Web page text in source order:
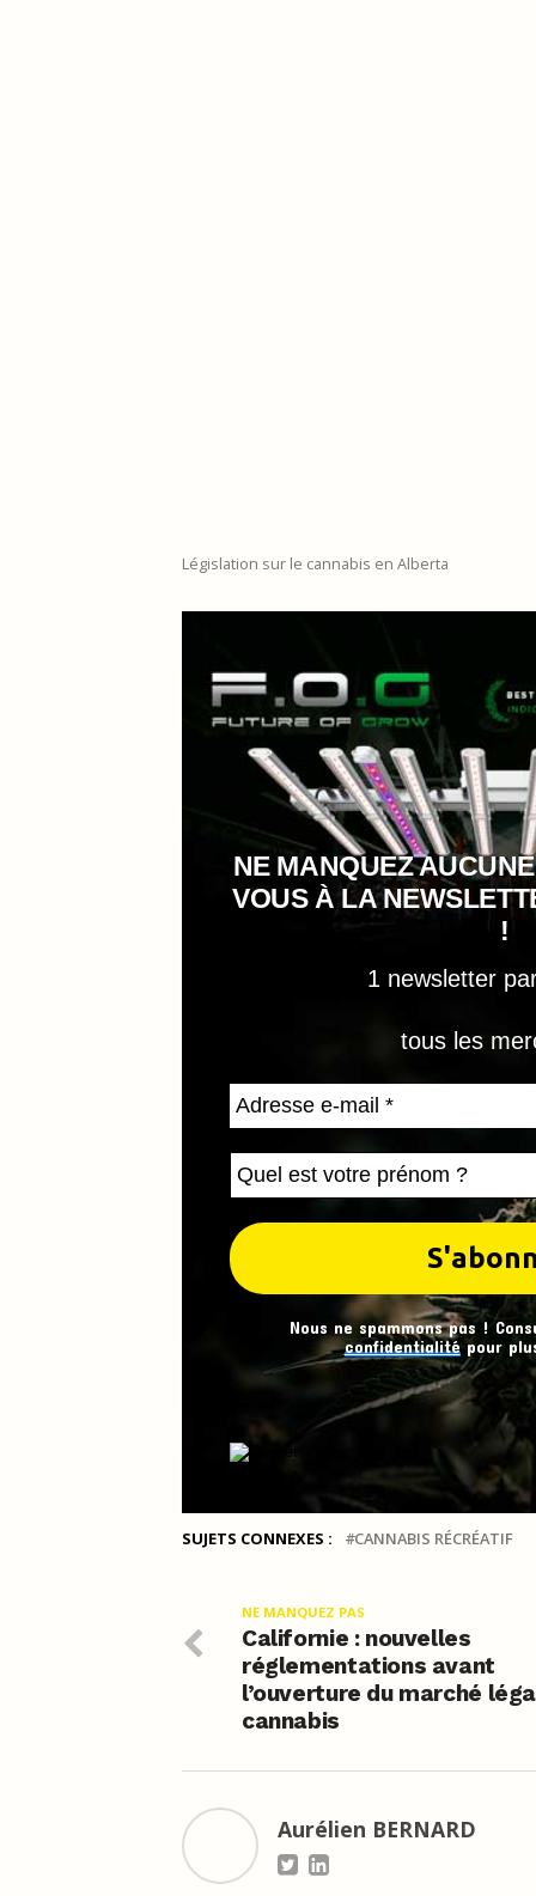
Législation sur le cannabis en Alberta
NE MANQUEZ
VOUS À LA
!
1 newsletter
tous les
Nous ne spammons pas !
confidentialitépour
SUJETS CONNEXES : CANNABIS RÉCRÉATIF
NE MANQUEZ PAS
Californie : nouvelles
réglementations avant
l’ouverture du marché
cannabis
Aurélien BERNARD